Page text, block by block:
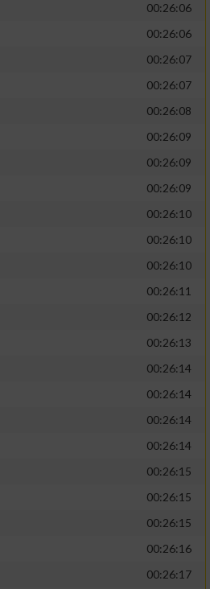
00:26:06
00:26:06
00:26:07
00:26:07
00:26:08
00:26:09
00:26:09
00:26:09
00:26:10
00:26:10
00:26:10
00:26:11
00:26:12
00:26:13
00:26:14
00:26:14
00:26:14
00:26:14
00:26:15
00:26:15
00:26:15
00:26:16
00:26:17